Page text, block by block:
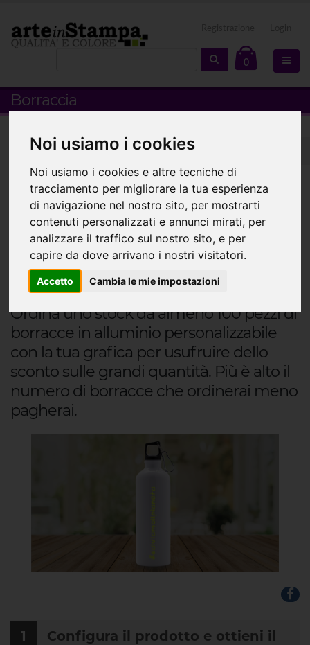
Noi usiamo i cookies
Noi usiamo i cookies e altre tecniche di
tracciamento per migliorare la tua esperienza
di navigazione nel nostro sito, per mostrarti
contenuti personalizzati e annunci mirati, per
analizzare il traffico sul nostro sito, e per
capire da dove arrivano i nostri visitatori.
Accetto Cambia le mie impostazioni
0
Borraccia
Home GADGET Borracce Borraccia
Personalizza la tua borraccia in
alluminio da 750ml con il logo
o la grafica che desideri,
rispetta l'ambiente
acquistando le nostre borracce.
Ordina uno stock da almeno 100 pezzi di
borracce in alluminio personalizzabile
con la tua grafica per usufruire dello
sconto sulle grandi quantità. Più è alto il
numero di borracce che ordinerai meno
pagherai.
1
Configura il prodotto e ottieni il